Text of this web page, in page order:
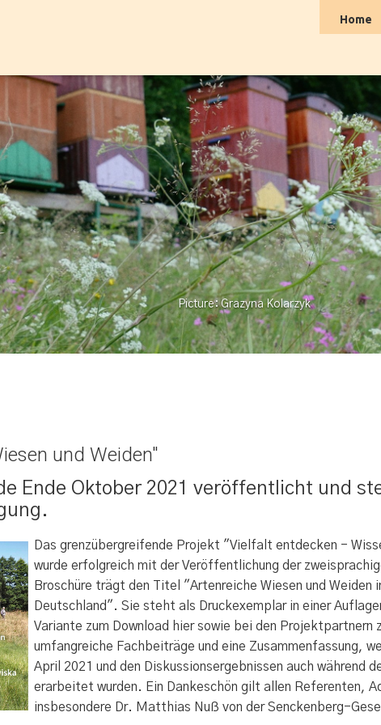
Home
Picture: Grazyna Kolarzyk
und Weiden"
Ende Oktober 2021 veröffentlicht und
Das grenzübergreifende Projekt "Vielfalt entdecken -
wurde erfolgreich mit der Veröffentlichung der
Broschüre trägt den Titel "Artenreiche Wiesen und Weiden
Deutschland". Sie steht als Druckexemplar in einer
Variante zum Download hier sowie bei den
umfangreiche Fachbeiträge und eine Zusammenfassung,
April 2021 und den Diskussionsergebnissen auch während
erarbeitet wurden. Ein Dankeschön gilt allen Referenten,
insbesondere Dr. Matthias Nuß von der Senckenberg-